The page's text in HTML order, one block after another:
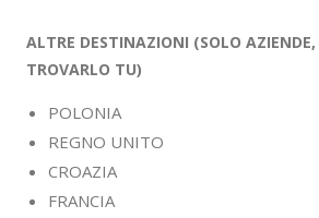
ALTRE DESTINAZIONI (SOLO AZIENDE,
TROVARLO TU)
POLONIA
REGNO UNITO
CROAZIA
FRANCIA